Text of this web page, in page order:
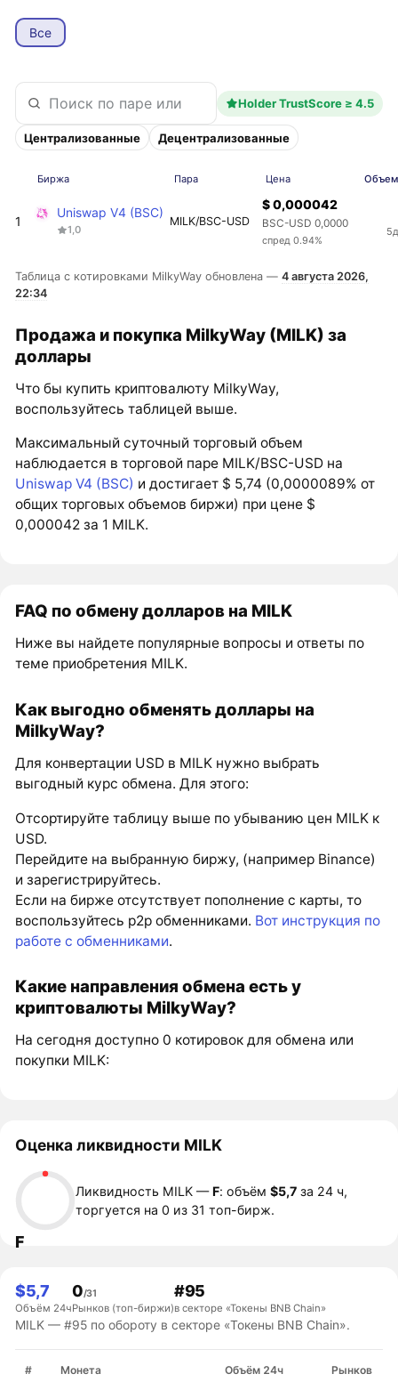
Все
Holder TrustScore ≥ 4.5
Централизованные Децентрализованные
Биржа Пара Цена
1
Uniswap V4 (BSC)
1,0
MILK/BSC-USD
$ 0,000042
BSC-USD 0,0000
спред 0.94%
Таблица с котировками MilkyWay обновлена —4 августа 2026,
22:34
Продажа и покупка MilkyWay (MILK) за
доллары
Что бы купить криптовалюту MilkyWay,
воспользуйтесь таблицей выше.
Максимальный суточный торговый объем
наблюдается в торговой паре MILK/BSC-USD на
Uniswap V4 (BSC) и достигает $ 5,74 (0,0000089% от
общих торговых объемов биржи) при цене $
0,000042 за 1 MILK.
FAQ по обмену долларов на MILK
Ниже вы найдете популярные вопросы и ответы по
теме приобретения MILK.
Как выгодно обменять доллары на
MilkyWay?
Для конвертации USD в MILK нужно выбрать
выгодный курс обмена. Для этого:
Отсортируйте таблицу выше по убыванию цен MILK к
USD.
Перейдите на выбранную биржу, (например Binance)
и зарегистрируйтесь.
Если на бирже отсутствует пополнение с карты, то
воспользуйтесь p2p обменниками. Вот инструкция по
работе с обменниками.
Какие направления обмена есть у
криптовалюты MilkyWay?
На сегодня доступно 0 котировок для обмена или
покупки MILK:
Оценка ликвидности MILK
F
Ликвидность MILK —F: объём$5,7 за 24 ч,
торгуется на 0 из 31 топ-бирж.
$5,7
Объём 24ч
0/31
Рынков (топ-биржи)
#95
в секторе «Токены BNB Chain»
MILK — #95 по обороту в секторе «Токены BNB Chain».
# Монета Объём 24ч Рынков